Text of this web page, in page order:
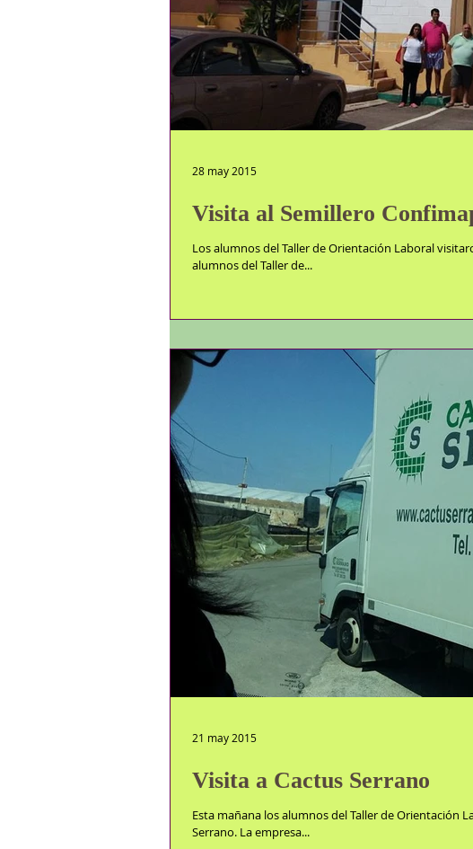
Visita al Semillero
Los alumnos del Taller de Orientación Laboral
alumnos del Taller de...
28 may 2015
Visita a Cactus Serrano
Esta mañana los alumnos del Taller de Orientación
Serrano. La empresa...
21 may 2015